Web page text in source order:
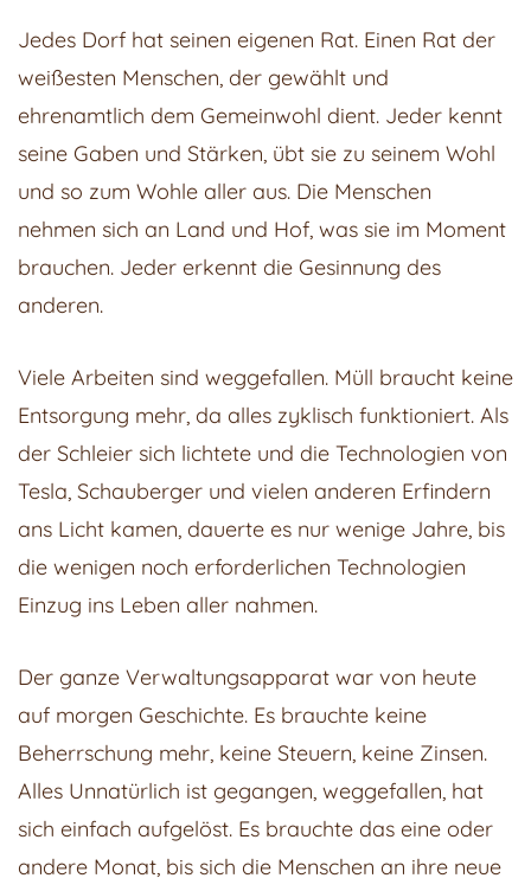
Zukunft
zweite
Teil
|
Dorfleben
Jedes Dorf hat seinen eigenen Rat. Einen Rat der
weißesten Menschen, der gewählt und
ehrenamtlich dem Gemeinwohl dient. Jeder kennt
seine Gaben und Stärken, übt sie zu seinem Wohl
und so zum Wohle aller aus. Die Menschen
nehmen sich an Land und Hof, was sie im Moment
brauchen. Jeder erkennt die Gesinnung des
anderen.
Viele Arbeiten sind weggefallen. Müll braucht keine
Entsorgung mehr, da alles zyklisch funktioniert. Als
der Schleier sich lichtete und die Technologien von
Tesla, Schauberger und vielen anderen Erfindern
ans Licht kamen, dauerte es nur wenige Jahre, bis
die wenigen noch erforderlichen Technologien
Einzug ins Leben aller nahmen.
Der ganze Verwaltungsapparat war von heute
auf morgen Geschichte. Es brauchte keine
Beherrschung mehr, keine Steuern, keine Zinsen.
Alles Unnatürlich ist gegangen, weggefallen, hat
sich einfach aufgelöst. Es brauchte das eine oder
andere Monat, bis sich die Menschen an ihre neue